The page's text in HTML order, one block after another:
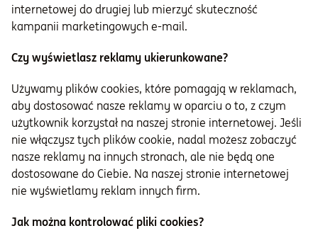
internetowej do drugiej lub mierzyć skuteczność
kampanii marketingowych e-mail.
Czy wyświetlasz reklamy ukierunkowane?
Używamy plików cookies, które pomagają w reklamach,
aby dostosować nasze reklamy w oparciu o to, z czym
użytkownik korzystał na naszej stronie internetowej. Jeśli
nie włączysz tych plików cookie, nadal możesz zobaczyć
nasze reklamy na innych stronach, ale nie będą one
dostosowane do Ciebie. Na naszej stronie internetowej
nie wyświetlamy reklam innych firm.
Jak można kontrolować pliki cookies?